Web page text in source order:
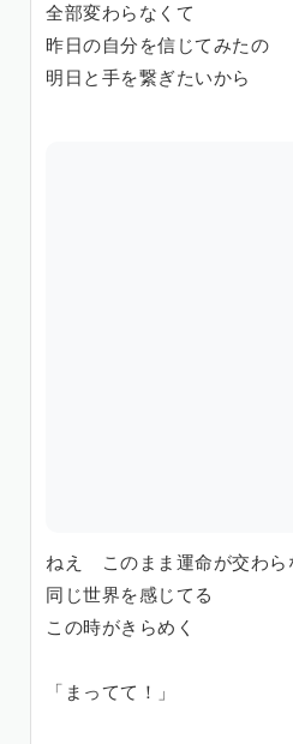
全部変わらなくて
昨日の自分を信じてみたの
明日と手を繋ぎたいから
ねえ このまま運命が交わら
同じ世界を感じてる
この時がきらめく
「まってて！」